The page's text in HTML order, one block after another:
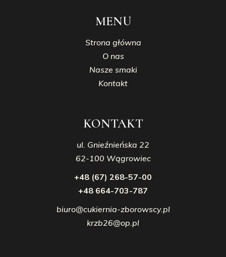
MENU
Strona główna
O nas
Nasze smaki
Kontakt
KONTAKT
ul. Gnieźnieńska 22
62-100 Wągrowiec
+48 (67) 268-57-00
+48 664-703-787
biuro@cukiernia-zborowscy.pl
krzb26@op.pl